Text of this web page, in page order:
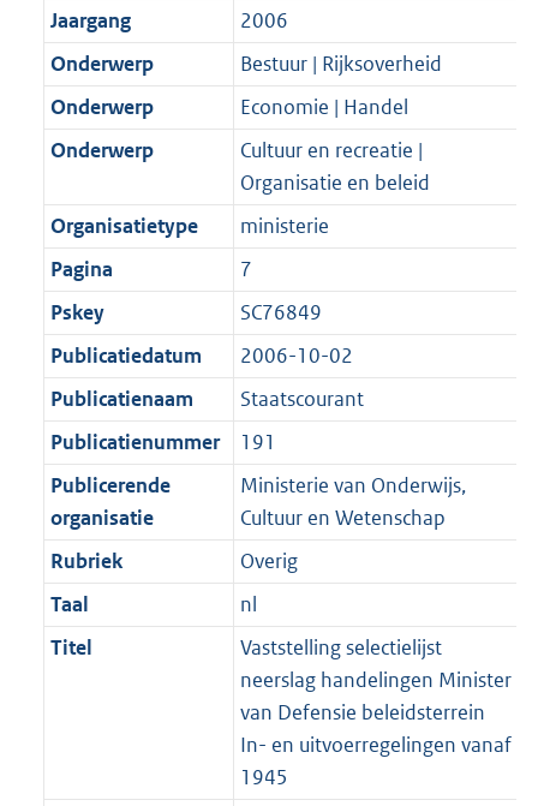
t
a
t
b K
b
Jaargang
2006
Onderwerp
Bestuur | Rijksoverheid
Onderwerp
Economie | Handel
Onderwerp
Cultuur en recreatie |
Organisatie en beleid
Organisatietype
ministerie
Pagina
7
Pskey
SC76849
Publicatiedatum
2006-10-02
Publicatienaam
Staatscourant
Publicatienummer
191
Publicerende
organisatie
Ministerie van Onderwijs,
Cultuur en Wetenschap
Rubriek
Overig
Taal
nl
Titel
Vaststelling selectielijst
neerslag handelingen Minister
van Defensie beleidsterrein
In- en uitvoerregelingen vanaf
1945